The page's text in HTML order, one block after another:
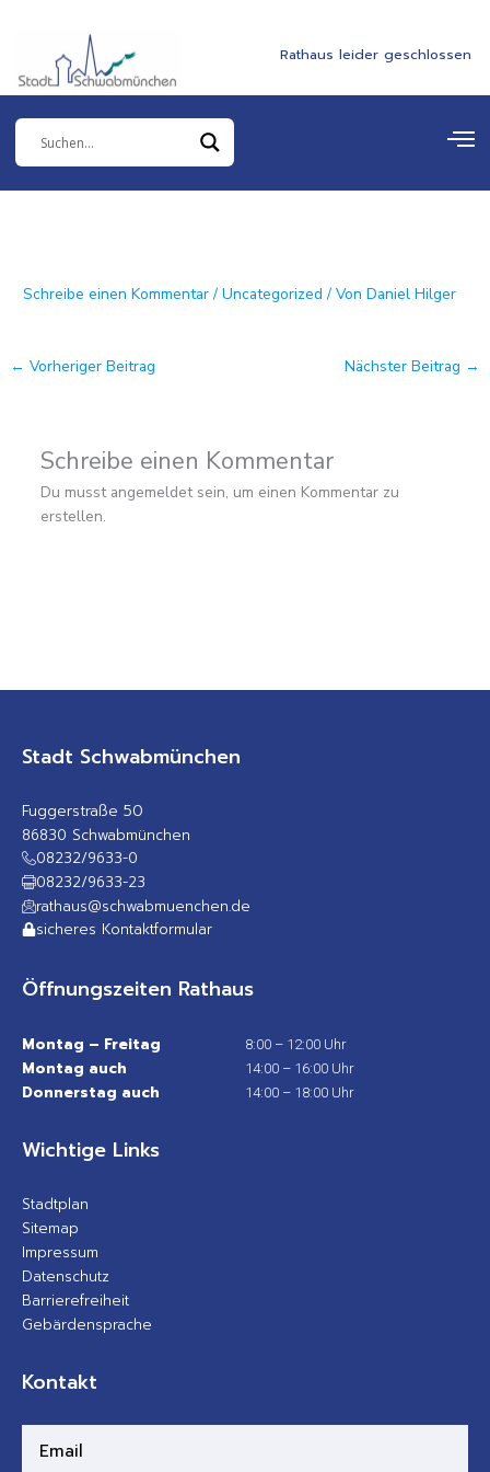
springen
Rathaus leider geschlossen
Schreibe einen Kommentar /Uncategorized / VonDaniel Hilger
← Vorheriger Beitrag Nächster Beitrag →
Schreibe einen Kommentar
Du musst angemeldet sein, um einen Kommentar zu
erstellen.
Stadt Schwabmünchen
Fuggerstraße 50
86830 Schwabmünchen
08232/9633-0
08232/9633-23
rathaus@schwabmuenchen.de
sicheres Kontaktformular
Öffnungszeiten Rathaus
Montag – Freitag 8:00 – 12:00 Uhr
Montag auch 14:00 – 16:00 Uhr
Donnerstag auch 14:00 – 18:00 Uhr
Wichtige Links
Stadtplan
Sitemap
Impressum
Datenschutz
Barrierefreiheit
Gebärdensprache
Kontakt